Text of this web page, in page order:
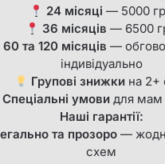
24 місяці — 5000
36 місяців — 6500
60 та 120 місяців —
індивідуально
Групові знижки на 2+
Спеціальні умови для мам
Наші гарантії:
та прозоро—
схем